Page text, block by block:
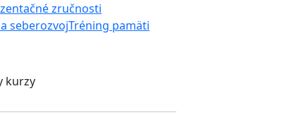
zručnosti
seberozvojTréning pamäti
kurzy